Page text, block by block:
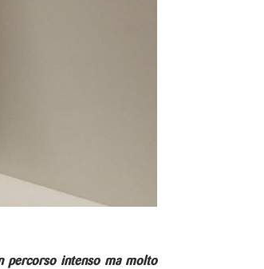
percorso intenso ma molto